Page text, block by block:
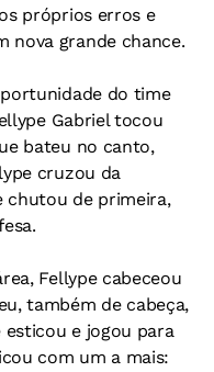
próprios erros e
nova grande chance.
do time
Gabriel tocou
bateu no canto,
cruzou da
chutou de primeira,
Fellype cabeceou
também de cabeça,
e jogou para
com um a mais: